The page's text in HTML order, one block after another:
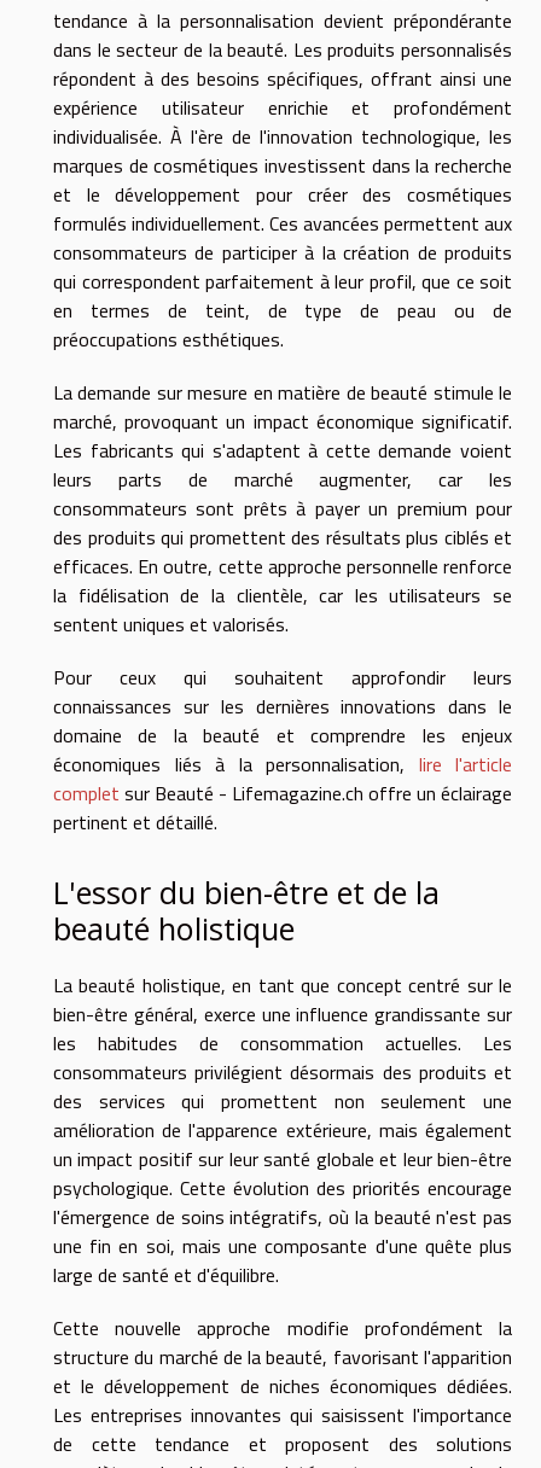
tendance à la personnalisation devient prépondérante
dans le secteur de la beauté. Les produits personnalisés
répondent à des besoins spécifiques, offrant ainsi une
expérience utilisateur enrichie et profondément
individualisée. À l'ère de l'innovation technologique, les
marques de cosmétiques investissent dans la recherche
et le développement pour créer des cosmétiques
formulés individuellement. Ces avancées permettent aux
consommateurs de participer à la création de produits
qui correspondent parfaitement à leur profil, que ce soit
en termes de teint, de type de peau ou de
préoccupations esthétiques.
La demande sur mesure en matière de beauté stimule le
marché, provoquant un impact économique significatif.
Les fabricants qui s'adaptent à cette demande voient
leurs parts de marché augmenter, car les
consommateurs sont prêts à payer un premium pour
des produits qui promettent des résultats plus ciblés et
efficaces. En outre, cette approche personnelle renforce
la fidélisation de la clientèle, car les utilisateurs se
sentent uniques et valorisés.
Pour ceux qui souhaitent approfondir leurs
connaissances sur les dernières innovations dans le
domaine de la beauté et comprendre les enjeux
économiques liés à la personnalisation, lire l'article
complet sur Beauté - Lifemagazine.ch offre un éclairage
pertinent et détaillé.
L'essor du bien-être et de la
beauté holistique
La beauté holistique, en tant que concept centré sur le
bien-être général, exerce une influence grandissante sur
les habitudes de consommation actuelles. Les
consommateurs privilégient désormais des produits et
des services qui promettent non seulement une
amélioration de l'apparence extérieure, mais également
un impact positif sur leur santé globale et leur bien-être
psychologique. Cette évolution des priorités encourage
l'émergence de soins intégratifs, où la beauté n'est pas
une fin en soi, mais une composante d'une quête plus
large de santé et d'équilibre.
Cette nouvelle approche modifie profondément la
structure du marché de la beauté, favorisant l'apparition
et le développement de niches économiques dédiées.
Les entreprises innovantes qui saisissent l'importance
de cette tendance et proposent des solutions